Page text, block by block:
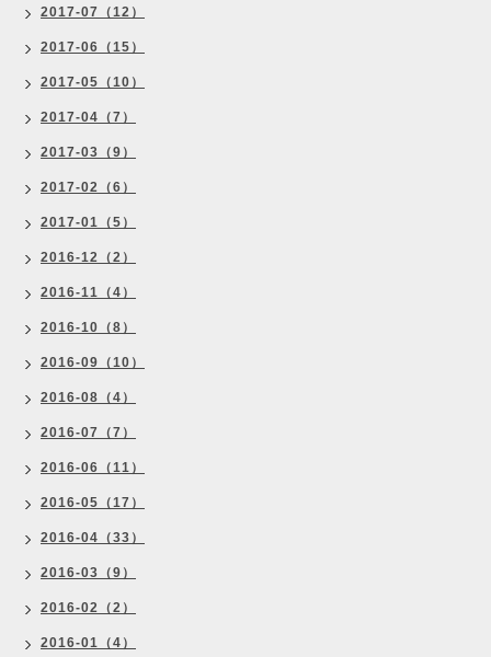
2017-07（12）
2017-06（15）
2017-05（10）
2017-04（7）
2017-03（9）
2017-02（6）
2017-01（5）
2016-12（2）
2016-11（4）
2016-10（8）
2016-09（10）
2016-08（4）
2016-07（7）
2016-06（11）
2016-05（17）
2016-04（33）
2016-03（9）
2016-02（2）
2016-01（4）